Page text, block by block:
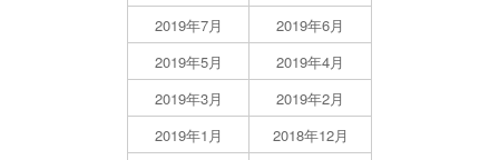
2019年7月
2019年6月
2019年5月
2019年4月
2019年3月
2019年2月
2019年1月
2018年12月